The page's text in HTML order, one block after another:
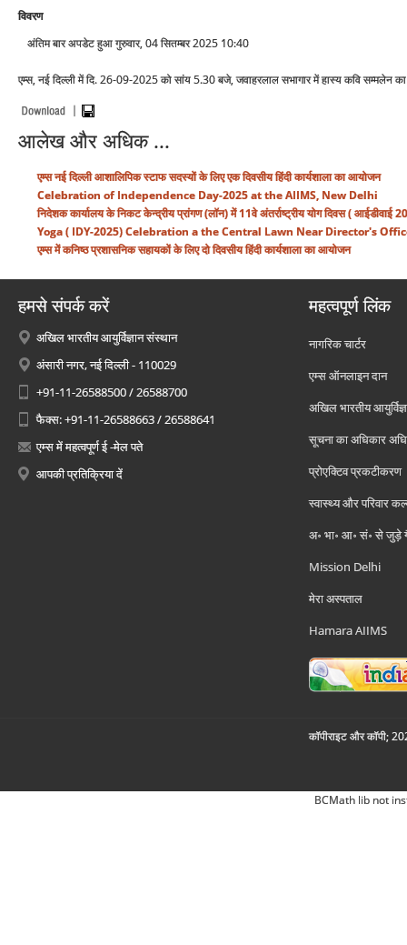
विवरण
अंतिम बार अपडेट हुआ गुरुवार, 04 सितम्बर 2025 10:40
एम्स, नई दिल्ली में दि. 26-09-2025 को सांय 5.30 बजे, जवाहरलाल सभागार में हास्य कवि सम्मलेन
आलेख और अधिक ...
एम्स नई दिल्ली आशालिपिक स्टाफ सदस्यों के लिए एक दिवसीय हिंदी कार्यशाला का आयोजन
Celebration of Independence Day-2025 at the AIIMS, New Delhi
निदेशक कार्यालय के निकट केन्द्रीय प्रांगण (लॉन) में 11वे अंतर्राष्ट्रीय योग दिवस (
Yoga ( IDY-2025) Celebration a the Central Lawn Near Director's
एम्स में कनिष्ठ प्रशासनिक सहायकों के लिए दो दिवसीय हिंदी कार्यशाला का आयोजन
हमसे संपर्क करें
अखिल भारतीय आयुर्विज्ञान संस्थान
अंसारी नगर, नई दिल्ली - 110029
+91-11-26588500 / 26588700
फैक्स: +91-11-26588663 / 26588641
एम्स में महत्वपूर्ण ई -मेल पते
आपकी प्रतिक्रिया दें
महत्वपूर्ण लिंक
नागरिक चार्टर
एम्स ऑनलाइन दान
अखिल भारतीय
सूचना का अधिकार
प्रोएक्टिव प्रकटीकरण
स्वास्थ्य और परिवार
अ॰ भा॰ आ॰ सं॰ से जुड़े
Mission Delhi
मेरा अस्पताल
Hamara AIIMS
कॉपीराइट और कॉपी;
BCMath lib not